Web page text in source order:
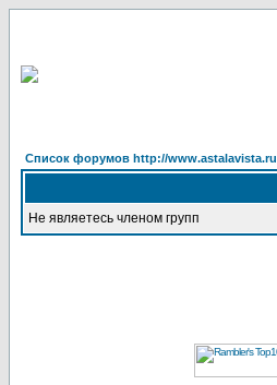
Список форумов http://www.astalavista.ru
Не являетесь членом групп